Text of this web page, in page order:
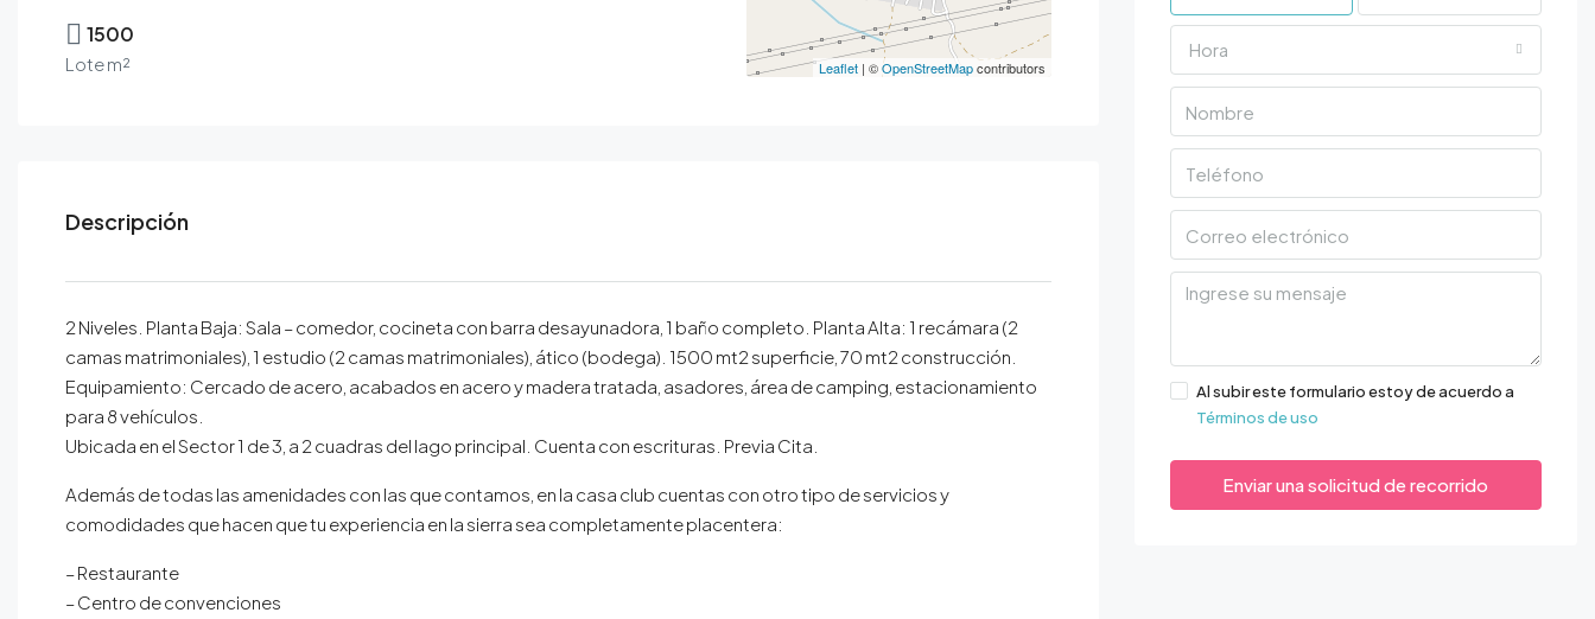
1500
Lote m² Leaflet| ©OpenStreetMapcontributors
Descripción
2 Niveles. Planta Baja: Sala – comedor, cocineta con barra desayunadora, 1 baño completo. Planta Alta: 1 recámara (2
camas matrimoniales), 1 estudio (2 camas matrimoniales), ático (bodega). 1500 mt2 superficie, 70 mt2 construcción.
Equipamiento: Cercado de acero, acabados en acero y madera tratada, asadores, área de camping, estacionamiento
para 8 vehículos.
Ubicada en el Sector 1 de 3, a 2 cuadras del lago principal. Cuenta con escrituras. Previa Cita.
Además de todas las amenidades con las que contamos, en la casa club cuentas con otro tipo de servicios y
comodidades que hacen que tu experiencia en la sierra sea completamente placentera:
– Restaurante
– Centro de convenciones
Hora
Al subir este formulario estoy de acuerdo a
Términos de uso
Enviar una solicitud de recorrido